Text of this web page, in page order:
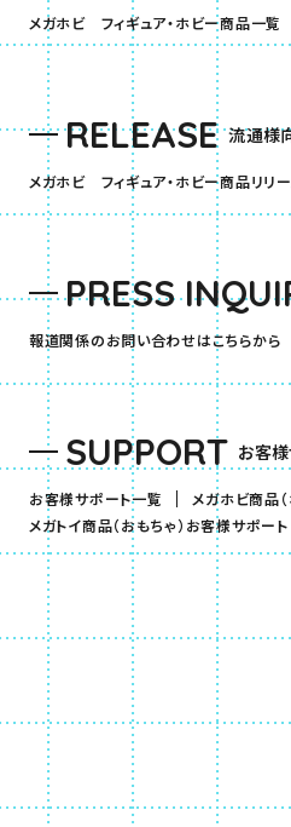
メガホビ フィギュア・ホビー商品一覧
RELEASE 流通様
メガホビ フィギュア・ホビー商品リリ
PRESS
報道関係のお問い合わせはこちらから
SUPPORT お客
お客様サポート一覧 メガホビ商品
メガトイ商品（おもちゃ）お客様サポート